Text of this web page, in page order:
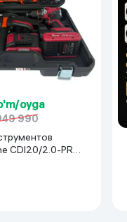
oyga
990
CDI20/2.0-PRO-